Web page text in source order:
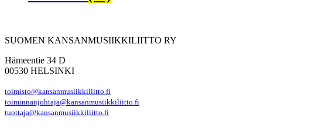
SUOMEN KANSANMUSIIKKILIITTO RY
Hämeentie 34 D
00530 HELSINKI
toimisto@kansanmusiikkiliitto.fi
toiminnanjohtaja@kansanmusiikkiliitto.fi
tuottaja@kansanmusiikkiliitto.fi